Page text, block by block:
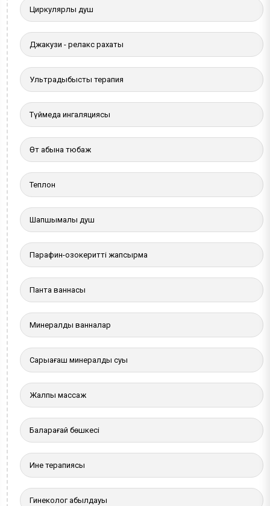
Циркулярлы душ
Джакузи - релакс рахаты
Ультрадыбыстық терапия
Түймедақ ингаляциясы
Өт қабына тюбаж
Теплон
Шапшымалы душ
Парафин-озокеритті жапсырма
Панта ваннасы
Минералды ванналар
Сарыағаш минералды суы
Жалпы массаж
Балқарағай бөшкесі
Ине терапиясы
Гинеколог қабылдауы